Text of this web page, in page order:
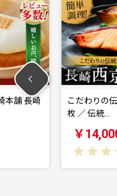
製法 長崎 西京漬 10